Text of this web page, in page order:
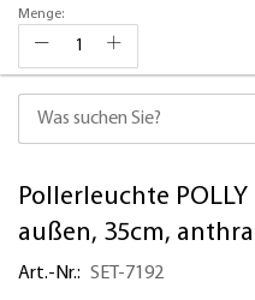
zumPollerleuchte
außen, 35cm,
Art.-Nr. SET-7192
Menge: